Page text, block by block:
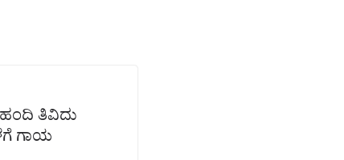
ಹಂದಿ ತಿವಿದು
ಗಾಯ